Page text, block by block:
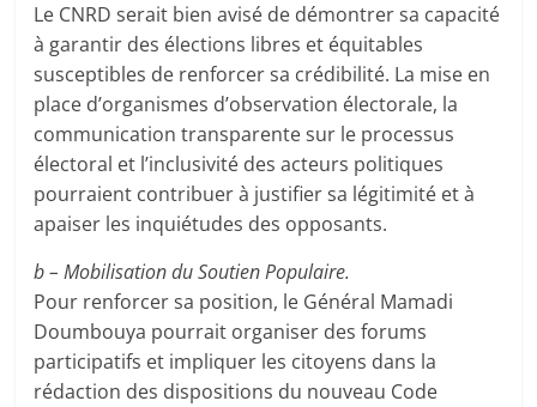
Le CNRD serait bien avisé de démontrer sa capacité
à garantir des élections libres et équitables
susceptibles de renforcer sa crédibilité. La mise en
place d’organismes d’observation électorale, la
communication transparente sur le processus
électoral et l’inclusivité des acteurs politiques
pourraient contribuer à justifier sa légitimité et à
apaiser les inquiétudes des opposants.
b – Mobilisation du Soutien Populaire.
Pour renforcer sa position, le Général Mamadi
Doumbouya pourrait organiser des forums
participatifs et impliquer les citoyens dans la
rédaction des dispositions du nouveau Code